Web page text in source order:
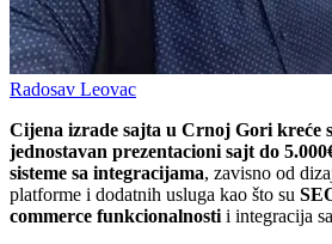
Radosav Leovac
Cijena izrade sajta u Crnoj Gori kreće
jednostavan prezentacioni sajt do
sisteme sa integracijama, zavisno od
platforme i dodatnih usluga kao što su
commerce funkcionalnosti i integracija sa